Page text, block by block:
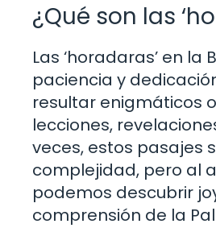
¿Qué son las
Las ‘horadaras’ en
paciencia y
resultar enigmáticos
lecciones,
veces, estos pasajes
complejidad, pero al
podemos descubrir
comprensión de la